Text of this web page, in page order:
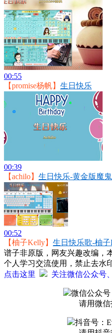
00:55
【promise杨帆】 生日快乐
00:39
【achilo】 生日快乐-黄金版魔
00:52
【柚子Kelly】 生日快乐歌-柚子
谱子非原版，网友兴趣改编，
个人学习交流使用，禁止去水
点击这里
关注微信公众号
微信公众
请用微
抖音号：